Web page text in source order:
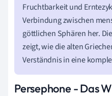
Fruchtbarkeit und
Verbindung zwischen
göttlichen Sphären her.
zeigt, wie die alten
Verständnis in eine
Persephone - Das